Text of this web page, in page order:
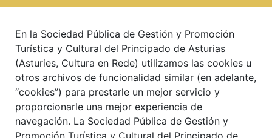
En la Sociedad Pública de Gestión y Promoción
Turística y Cultural del Principado de Asturias
(Asturies, Cultura en Rede) utilizamos las cookies u
otros archivos de funcionalidad similar (en adelante,
“cookies”) para prestarle un mejor servicio y
proporcionarle una mejor experiencia de
navegación. La Sociedad Pública de Gestión y
Promoción Turística y Cultural del Principado de